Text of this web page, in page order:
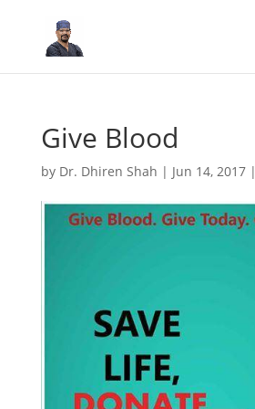
Give Blood
by Dr. Dhiren Shah | Jun 14, 2017|